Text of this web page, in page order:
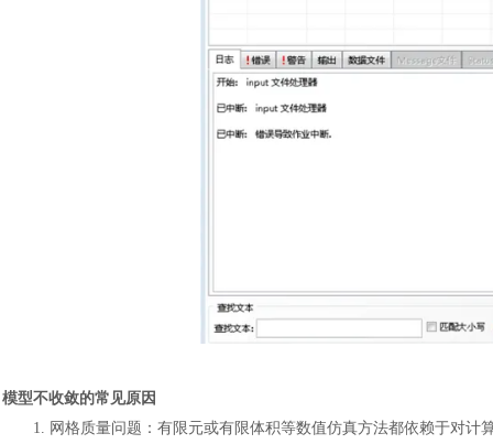
模型不收敛的常见原因
1. 网格质量问题 ： 有限元或有限体积等数值仿真方法都依赖于对计